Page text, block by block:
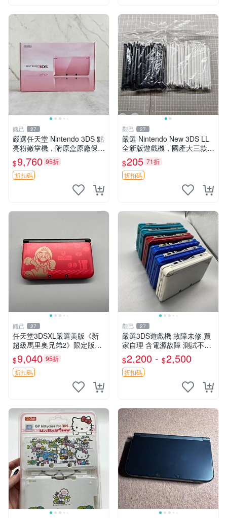
觀己 27
嚴選任天堂 Nintendo 3DS 點
亮粉嫩掌機，附原盒原廠保單
推薦收藏 3DS 老小三 日系原
裝 測試動作品 DS遊戲卡帶
$9,760 95折
折扣碼
觀己 27
嚴選 Nintendo New 3DS LL
全新版遊戲機，國產大三款，
超值推薦！4.5吋彩色螢幕，
輕巧便攜，適合收藏。New 3
DS LL 遊戲機 新
$205 71折
折扣碼
觀己 27
任天堂3DSXL嚴選美版《新
超級馬里奧兄弟2》限定版，
屏幕無壞點不黃，搭配國產觸
控筆 3DS XL 新超級馬里歐
弊端痕跡
$9,040 95折
折扣碼
觀己 27
嚴選3DS遊戲機 故障未修 買
家自理 含電源故障 測試不通
電 顏色隨機 200-230元 老三
款任天堂3DS 二手 故障 不開
機 浸水損傷 成色異常 原
$2,200 - $2,500
折扣碼